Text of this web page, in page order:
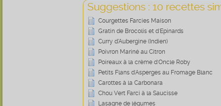
Suggestions : 10 recettes
Courgettes Farcies Maison
Gratin de Brocolis et d'Epinards
Curry d’Aubergine (Indien)
Poivron Mariné au Citron
Poireaux à la crème d'Oncle Roby
Petits Flans d'Asperges au Fromage Blanc
Carottes à la Carbonara
Chou Vert Farci à la Saucisse
Lasagne de légumes